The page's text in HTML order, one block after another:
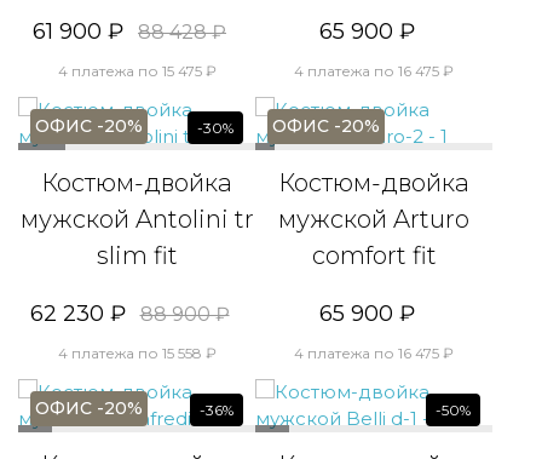
61 900 ₽ 88 428 ₽
4 платежа по 15 475 ₽
65 900 ₽
4 платежа по 16 475 ₽
ОФИС -20% -30%
Костюм-двойка
мужской Antolini tr
slim fit
62 230 ₽ 88 900 ₽
4 платежа по 15 558 ₽
ОФИС -20%
Костюм-двойка
мужской Arturo
comfort fit
65 900 ₽
4 платежа по 16 475 ₽
ОФИС -20% -36% -50%